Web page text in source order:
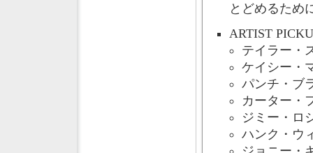
とどめるため
ARTIST
テイラー・
ケイシー・
パンチ・ブ
カーター・
ジミー・ロ
ハンク・ウ